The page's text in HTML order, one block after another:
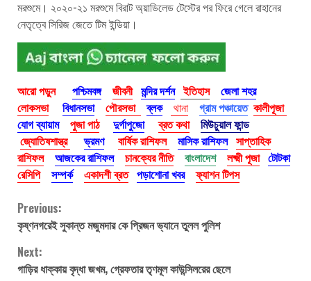
মরশুমে। ২০২০-২১ মরশুমে বিরাট অ্য়াডিলেড টেস্টের পর ফিরে গেলে রাহানের
নেতৃত্বে সিরিজ জেতে টিম ইন্ডিয়া।
আরো পড়ুন পশ্চিমবঙ্গ জীবনী মন্দির দর্শন ইতিহাস
জেলা শহর
লোকসভা
বিধানসভা পৌরসভা ব্লক থানা গ্রাম পঞ্চায়েত কালীপূজা
যোগ ব্যায়াম
পুজা পাঠ দুর্গাপুজো ব্রত কথা
মিউচুয়াল ফান্ড
জ্যোতিষশাস্ত্র
ভ্রমণ বার্ষিক রাশিফল মাসিক রাশিফল সাপ্তাহিক
রাশিফল
আজকের রাশিফল চানক্যের নীতি বাংলাদেশ লক্ষ্মী পূজা টোটকা
রেসিপি
সম্পর্ক একাদশী ব্রত পড়াশোনা খবর ফ্যাশন টিপস
Continue
Reading
Previous:
কৃষ্ণনগরেই সুকান্ত মজুমদার কে প্রিজন ভ্যানে তুলল পুলিশ
Next:
গাড়ির ধাক্কায় বৃদ্ধা জখম, গ্রেফতার তৃণমূল কাউন্সিলরের ছেলে